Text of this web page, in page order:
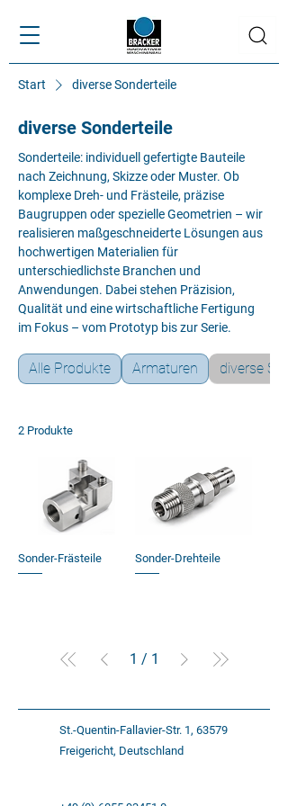
Start diverse Sonderteile
diverse Sonderteile
Sonderteile: individuell gefertigte Bauteile
nach Zeichnung, Skizze oder Muster. Ob
komplexe Dreh- und Frästeile, präzise
Baugruppen oder spezielle Geometrien – wir
realisieren maßgeschneiderte Lösungen aus
hochwertigen Materialien für
unterschiedlichste Branchen und
Anwendungen. Dabei stehen Präzision,
Qualität und eine wirtschaftliche Fertigung
im Fokus – vom Prototyp bis zur Serie.
Alle Produkte Armaturen diverse
2 Produkte
Sonder-Frästeile Sonder-Drehteile
1 / 1
St.-Quentin-Fallavier-Str. 1, 63579
Freigericht, Deutschland